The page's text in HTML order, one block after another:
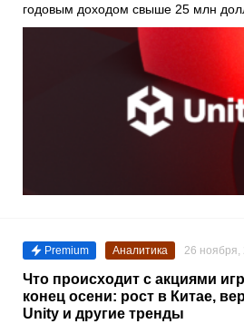
годовым доходом свыше 25 млн
Premium Аналитика 26 ноября,
Что происходит с акциями
конец осени: рост в Китае,
Unity и другие тренды